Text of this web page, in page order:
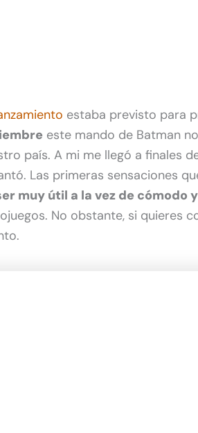
estaba previsto para
este mando de Batman
país. A mi me llegó a finales
Las primeras sensaciones
muy útil a la vez de cómodo
No obstante, si quieres